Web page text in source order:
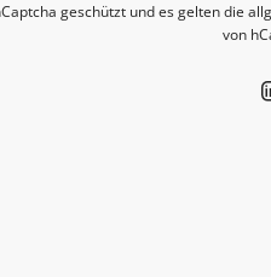
Sie neue
geschützt und es gelten die
von